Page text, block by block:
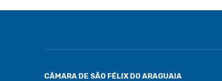
CÂMARA DE SÃO FÉLIX DO ARAGUAIA